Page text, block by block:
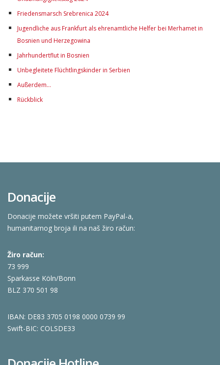
Friedensmarsch Srebrenica 2024
Jugendliche aus Frankfurt als ehrenamtliche Helfer bei Merhamet in
Bosnien und Herzegowina
Jahrhundertflut in Bosnien
Unbegleitete Flüchtlingskinder in Serbien
Außerdem…
Rückblick
Donacije
Donacije možete vršiti putem PayPal-a,
humanitarnog broja ili na naš žiro račun:
Žiro račun:
73 999
Sparkasse Köln/Bonn
BLZ 370 501 98
IBAN: DE83 3705 0198 0000 0739 99
Swift-BIC: COLSDE33